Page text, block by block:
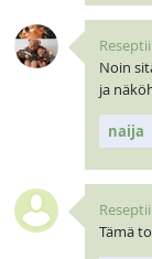
Noin
ja
naija
Tämä